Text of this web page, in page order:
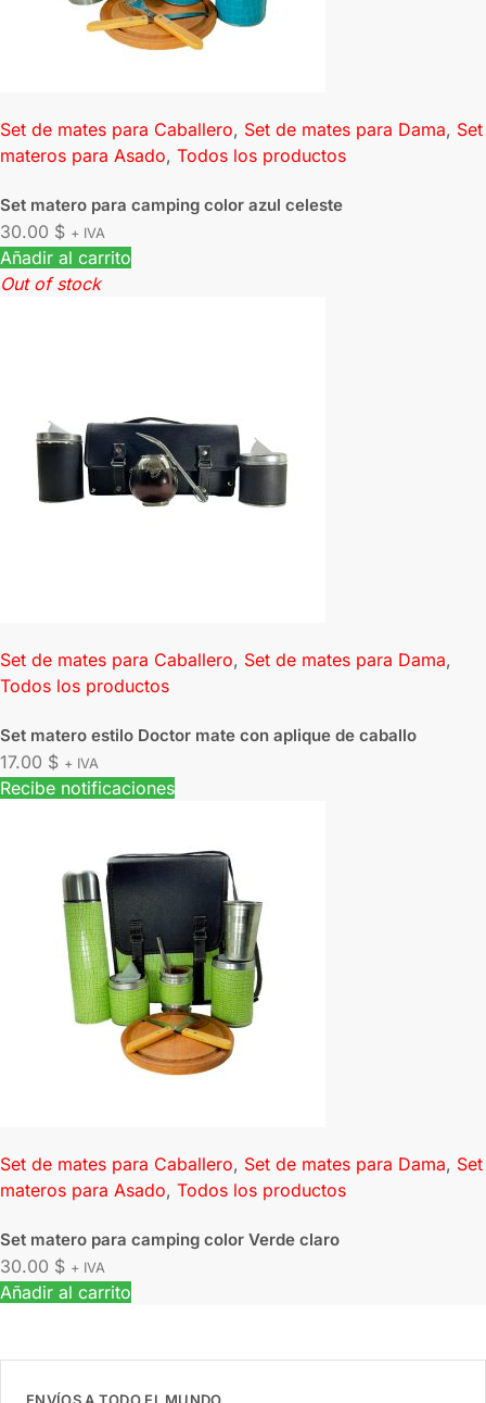
Set de mates para Caballero, Set de mates para Dama, Set
materos para Asado, Todos los productos
Set matero para camping color azul celeste
30.00 $ + IVA
Añadir al carrito
Out of stock
Set de mates para Caballero, Set de mates para Dama,
Todos los productos
Set matero estilo Doctor mate con aplique de caballo
17.00 $ + IVA
Recibe notificaciones
Set de mates para Caballero, Set de mates para Dama, Set
materos para Asado, Todos los productos
Set matero para camping color Verde claro
30.00 $ + IVA
Añadir al carrito